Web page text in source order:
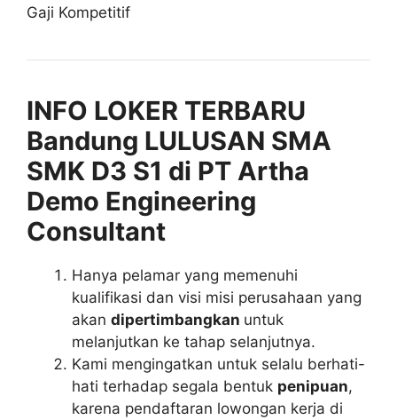
Gaji Kompetitif
INFO LOKER TERBARU
Bandung LULUSAN SMA
SMK D3 S1 di PT Artha
Demo Engineering
Consultant
Hanya pelamar yang memenuhi
kualifikasi dan visi misi perusahaan yang
akan dipertimbangkan untuk
melanjutkan ke tahap selanjutnya.
Kami mengingatkan untuk selalu berhati-
hati terhadap segala bentuk penipuan,
karena pendaftaran lowongan kerja di